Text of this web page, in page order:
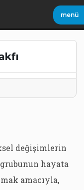
menü
değişimlerin
grubunun hayata
amacıyla,